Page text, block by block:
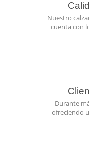
Nuestro
cuenta con
Durante
ofreciendo